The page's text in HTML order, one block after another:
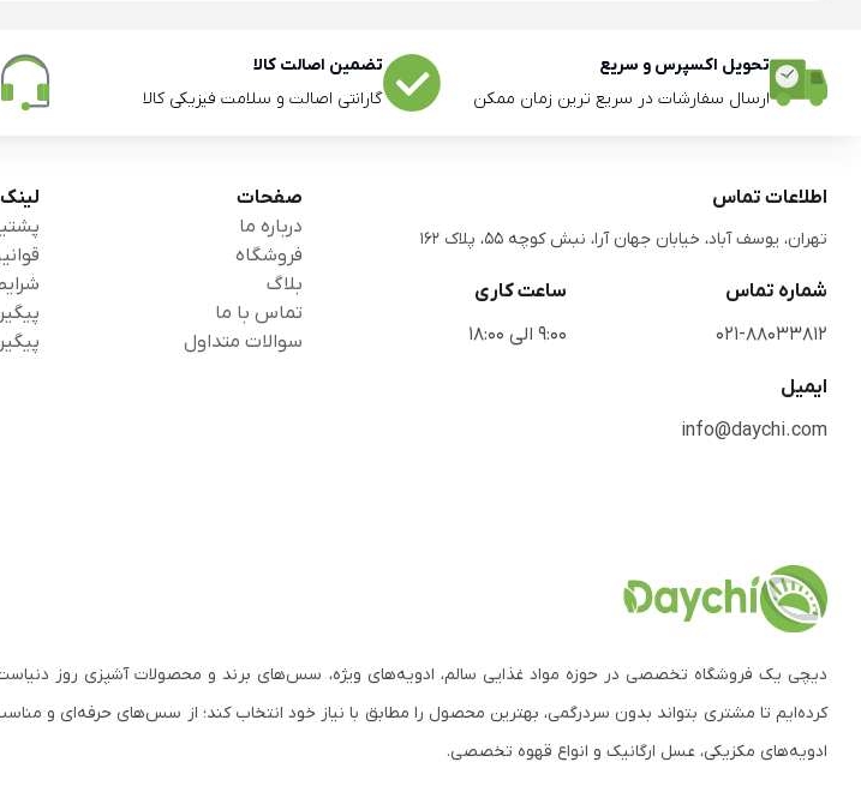
تحویل اکسپرس و سریع
ارسال سفارشات در سریع ترین زمان ممکن
تضمین اصالت کالا
گارانتی اصالت و سلامت فیزیکی کالا
اطلاعات تماس
تهران، یوسف آباد، خیابان جهان آرا، نبش کوچه 55، پلاک 162
شماره تماس
021-88033812
ساعت کاری
9:00 الی 18:00
ایمیل
info@daychi.com
صفحات
درباره ما
فروشگاه
بلاگ
تماس با ما
سوالات متداول
دیچی یک فروشگاه تخصصی در حوزه مواد غذایی سالم، ادویه‌های ویژه، سس‌های برند و محصولات آشپزی روز دنیاست.
کرده‌ایم تا مشتری بتواند بدون سردرگمی، بهترین محصول را مطابق با نیاز خود انتخاب کند؛ از سس‌های حرفه‌ای و
ادویه‌های مکزیکی، عسل ارگانیک و انواع قهوه تخصصی.